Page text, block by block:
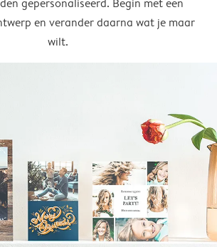
gepersonaliseerd. Begin met een
en verander daarna wat je maar
wilt.